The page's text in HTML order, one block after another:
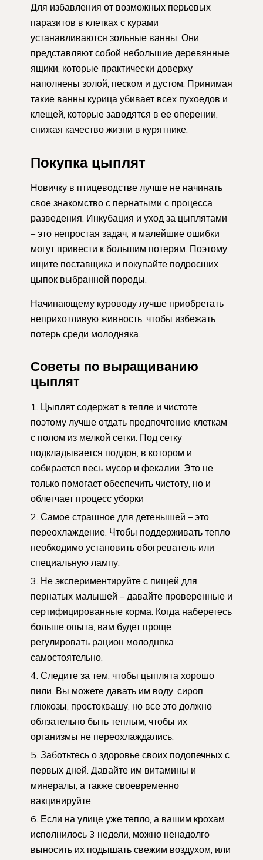
Для избавления от возможных перьевых
паразитов в клетках с курами
устанавливаются зольные ванны. Они
представляют собой небольшие деревянные
ящики, которые практически доверху
наполнены золой, песком и дустом. Принимая
такие ванны курица убивает всех пухоедов и
клещей, которые заводятся в ее оперении,
снижая качество жизни в курятнике.
Покупка цыплят
Новичку в птицеводстве лучше не начинать
свое знакомство с пернатыми с процесса
разведения. Инкубация и уход за цыплятами
– это непростая задач, и малейшие ошибки
могут привести к большим потерям. Поэтому,
ищите поставщика и покупайте подросших
цыпок выбранной породы.
Начинающему куроводу лучше приобретать
неприхотливую живность, чтобы избежать
потерь среди молодняка.
Советы по выращиванию
цыплят
Цыплят содержат в тепле и чистоте,
поэтому лучше отдать предпочтение клеткам
с полом из мелкой сетки. Под сетку
подкладывается поддон, в котором и
собирается весь мусор и фекалии. Это не
только помогает обеспечить чистоту, но и
облегчает процесс уборки
Самое страшное для детенышей – это
переохлаждение. Чтобы поддерживать тепло
необходимо установить обогреватель или
специальную лампу.
Не экспериментируйте с пищей для
пернатых малышей – давайте проверенные и
сертифицированные корма. Когда наберетесь
больше опыта, вам будет проще
регулировать рацион молодняка
самостоятельно.
Следите за тем, чтобы цыплята хорошо
пили. Вы можете давать им воду, сироп
глюкозы, простоквашу, но все это должно
обязательно быть теплым, чтобы их
организмы не переохлаждались.
Заботьтесь о здоровье своих подопечных с
первых дней. Давайте им витамины и
минералы, а также своевременно
вакцинируйте.
Если на улице уже тепло, а вашим крохам
исполнилось 3 недели, можно ненадолго
выносить их подышать свежим воздухом, или